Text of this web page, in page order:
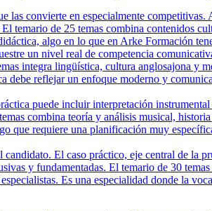
las convierte en especialmente
temario de 25 temas combina contenidos
algo en lo que en Arke Formación
un nivel real de competencia
integra lingüística, cultura anglosajona y
debe reflejar un enfoque moderno y
puede incluir interpretación
combina teoría y análisis musical,
que requiere una planificación muy
El caso práctico, eje central de la
y fundamentadas. El temario de 30
Es una especialidad donde la